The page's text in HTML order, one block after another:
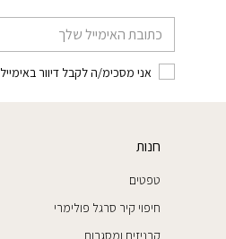
אני מסכימ/ה לקבל דיוור באימייל
חנות
טפטים
חיפוי קיר סרגל פולימרי
קרניזים ומסגרות